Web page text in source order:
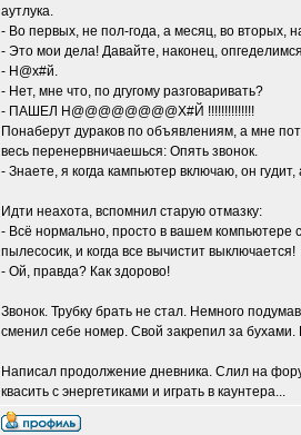
аутлука.
- Во первых, не пол-года, а месяц, во вторых,
- Это мои дела! Давайте, наконец,
- Н@х#й.
- Нет, мне что, по дгугому разговаривать?
- ПАШЕЛ Н@@@@@@@@Х#Й !!!!!!!!!!!!!!
Понаберут дураков по объявлениям, а мне
весь перенервничаешься: Опять звонок.
- Знаете, я когда кампьютер включаю, он
Идти неахота, вспомнил старую отмазку:
- Всё нормально, просто в вашем компьютере
пылесосик, и когда все вычистит выключается!
- Ой, правда? Как здорово!
Звонок. Трубку брать не стал. Немного
сменил себе номер. Свой закрепил за бухами.
Написал продолжение дневника. Слил на
квасить с энергетиками и играть в каунтера...